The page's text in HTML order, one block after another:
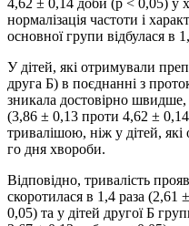
4,62 ± 0,14 доби (р < 0,05) у
нормалізація частоти і
основної групи відбулася в
У дітей, які отримували
друга Б) в поєднанні з
зникала достовірно
(3,86 ± 0,13 проти 4,62 ±
тривалішою, ніж у дітей,
го дня хвороби.
Відповідно, тривалість
скоротилася в 1,4 раза
0,05) та у дітей другої Б